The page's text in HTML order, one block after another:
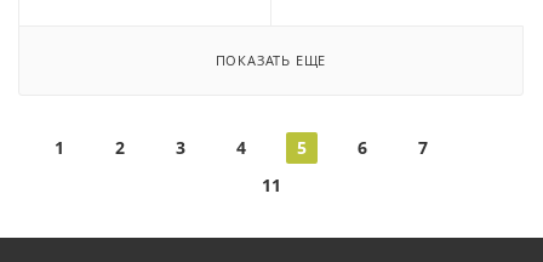
ПОКАЗАТЬ ЕЩЕ
1 2 3 4 5 6
7
11